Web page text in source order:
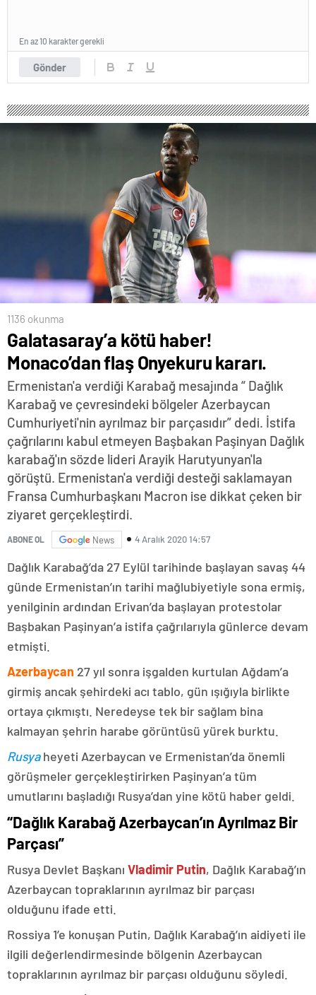
Gönder
En az 10 karakter gerekli
1136 okunma
Galatasaray’a kötü haber!
Monaco’dan flaş Onyekuru kararı.
Ermenistan'a verdiği Karabağ mesajında “ Dağlık
Karabağ ve çevresindeki bölgeler Azerbaycan
Cumhuriyeti'nin ayrılmaz bir parçasıdır” dedi. İstifa
çağrılarını kabul etmeyen Başbakan Paşinyan Dağlık
karabağ'ın sözde lideri Arayik Harutyunyan'la
görüştü. Ermenistan'a verdiği desteği saklamayan
Fransa Cumhurbaşkanı Macron ise dikkat çeken bir
ziyaret gerçekleştirdi.
ABONE OL News 4 Aralık 2020 14:57
Dağlık Karabağ’da 27 Eylül tarihinde başlayan savaş 44
günde Ermenistan’ın tarihi mağlubiyetiyle sona ermiş,
yenilginin ardından Erivan’da başlayan protestolar
Başbakan Paşinyan’a istifa çağrılarıyla günlerce devam
etmişti.
Azerbaycan 27 yıl sonra işgalden kurtulan Ağdam’a
girmiş ancak şehirdeki acı tablo, gün ışığıyla birlikte
ortaya çıkmıştı. Neredeyse tek bir sağlam bina
kalmayan şehrin harabe görüntüsü yürek burktu.
Rusyaheyeti Azerbaycan ve Ermenistan’da önemli
görüşmeler gerçekleştirirken Paşinyan’a tüm
umutlarını başladığı Rusya’dan yine kötü haber geldi.
“Dağlık Karabağ Azerbaycan’ın Ayrılmaz Bir
Parçası”
Rusya Devlet Başkanı Vladimir Putin, Dağlık Karabağ’ın
Azerbaycan topraklarının ayrılmaz bir parçası
olduğunu ifade etti.
Rossiya 1’e konuşan Putin, Dağlık Karabağ’ın aidiyeti ile
ilgili değerlendirmesinde bölgenin Azerbaycan
topraklarının ayrılmaz bir parçası olduğunu söyledi.